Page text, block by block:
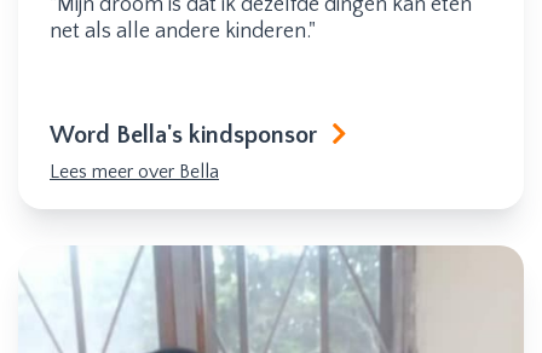
net als alle andere kinderen."
Word Bella's kindsponsor
Lees meer over Bella